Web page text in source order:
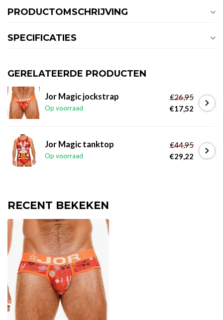
PRODUCTOMSCHRIJVING
SPECIFICATIES
GERELATEERDE PRODUCTEN
Jor Magic jockstrap
Op voorraad
€26,95
€17,52
Jor Magic tanktop
Op voorraad
€44,95
€29,22
RECENT BEKEKEN